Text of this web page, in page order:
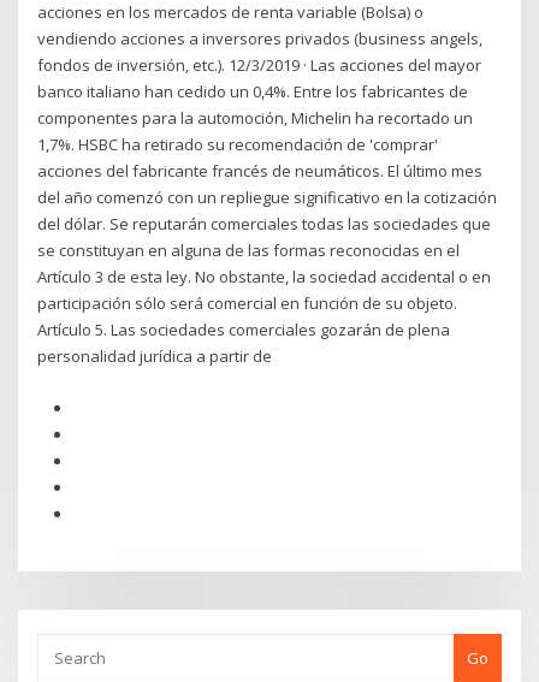
acciones en los mercados de renta variable (Bolsa) o
vendiendo acciones a inversores privados (business angels,
fondos de inversión, etc.). 12/3/2019 · Las acciones del mayor
banco italiano han cedido un 0,4%. Entre los fabricantes de
componentes para la automoción, Michelin ha recortado un
1,7%. HSBC ha retirado su recomendación de 'comprar'
acciones del fabricante francés de neumáticos. El último mes
del año comenzó con un repliegue significativo en la cotización
del dólar. Se reputarán comerciales todas las sociedades que
se constituyan en alguna de las formas reconocidas en el
Artículo 3 de esta ley. No obstante, la sociedad accidental o en
participación sólo será comercial en función de su objeto.
Artículo 5. Las sociedades comerciales gozarán de plena
personalidad jurídica a partir de
Go